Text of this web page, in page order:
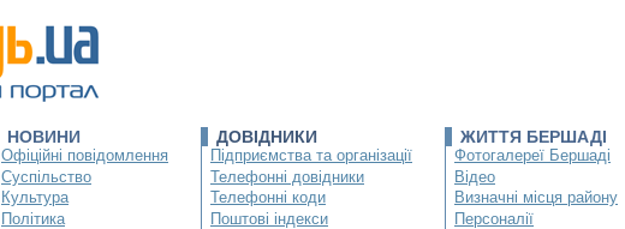
НОВИНИ
Офіційні повідомлення
Суспільство
Культура
Політика
ДОВІДНИКИ
Підприємства та організації
Телефонні довідники
Телефонні коди
Поштові індекси
ЖИТТЯ БЕРШАДІ
Фотогалереї Бершаді
Відео
Визначні місця району
Персоналії